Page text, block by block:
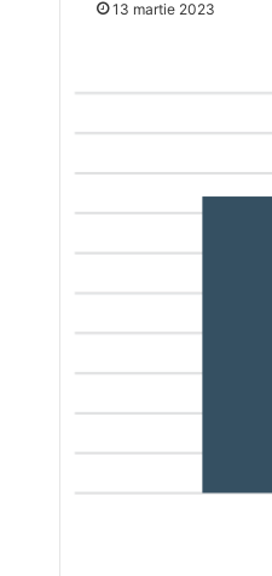
13 martie 2023